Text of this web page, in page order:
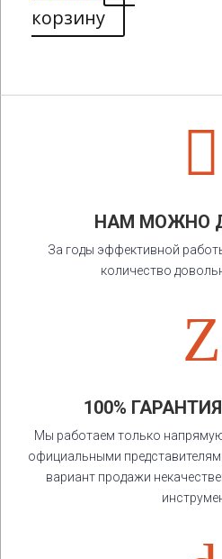
корзину

НАМ МОЖНО
За годы эффективной
количество
Z
100%
Мы работаем только
официальными
вариант продажи